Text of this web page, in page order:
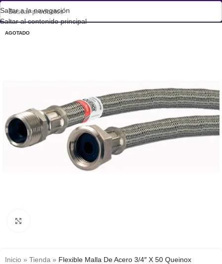
Saltar a la navegación
Saltar al contenido principal
AGOTADO
Inicio » Tienda » Flexible Malla De Acero 3/4″ X 50 Queinox